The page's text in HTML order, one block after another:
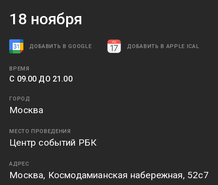
18 ноября
ДОБАВИТЬ В GOOGLE ДОБАВИТЬ В APPLE ICAL
ВРЕМЯ
C 09.00 ДО 21.00
ГОРОД
Москва
МЕСТО ПРОВЕДЕНИЯ
Центр событий РБК
АДРЕС
Москва, Космодамианская набережная, 52с7